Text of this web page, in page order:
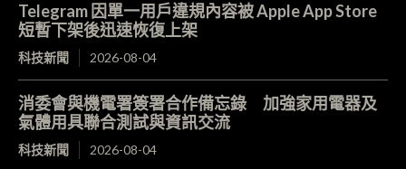
Telegram 因單一用戶違規內容被 Apple App Store
短暫下架後迅速恢復上架
科技新聞 2026-08-04
消委會與機電署簽署合作備忘錄 加強家用電器及
氣體用具聯合測試與資訊交流
科技新聞 2026-08-04